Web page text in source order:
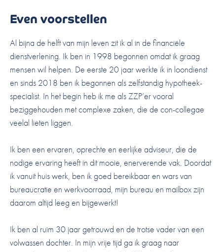
Even voorstellen
Al bijna de helft van mijn leven zit ik al in de financiële
dienstverlening. Ik ben in 1998 begonnen omdat ik graag
mensen wil helpen. De eerste 20 jaar werkte ik in loondienst
en sinds 2018 ben ik begonnen als zelfstandig hypotheek­
specialist. In het begin heb ik me als ZZP’er vooral
beziggehouden met complexe zaken, die de con-collegae
veelal lieten liggen.
Ik ben een ervaren, oprechte en eerlijke adviseur, die de
nodige ervaring heeft in dit mooie, enerverende vak. Doordat
ik vanuit huis werk, ben ik goed bereikbaar en wars van
bureaucratie en werkvoorraad, mijn bureau en mailbox zijn
daarom altijd leeg en bijgewerkt!
Ik ben al ruim 30 jaar getrouwd en de trotse vader van een
volwassen dochter. In mijn vrije tijd ga ik graag naar